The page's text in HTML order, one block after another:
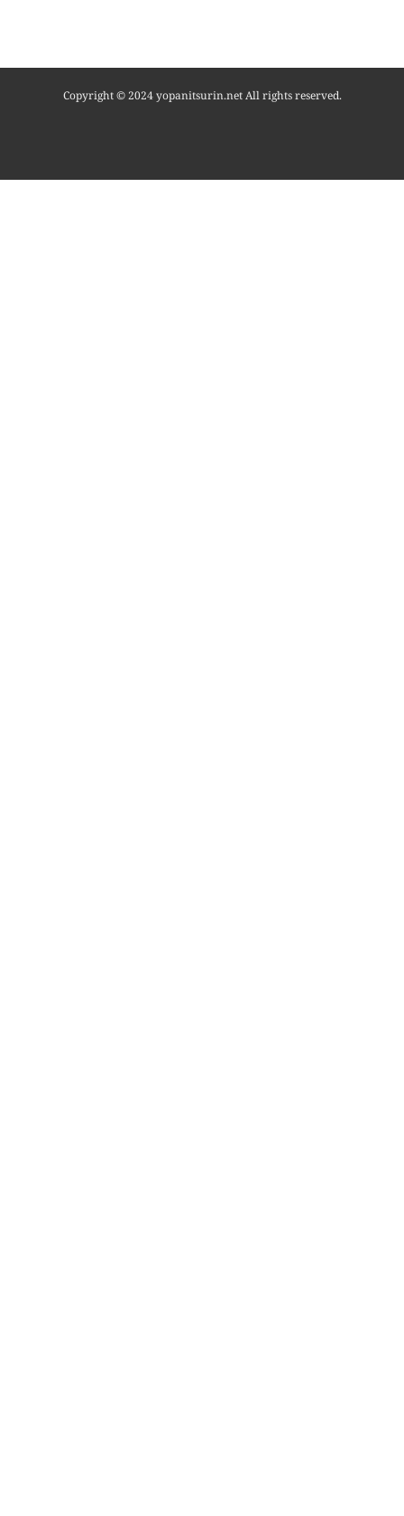
Copyright © 2024 yopanitsurin.net All rights reserved.